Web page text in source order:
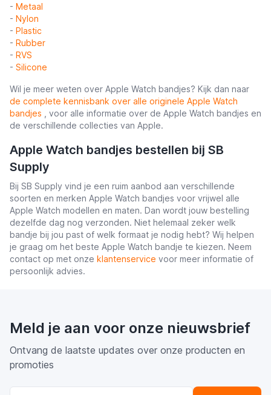
- Metaal
- Nylon
- Plastic
- Rubber
- RVS
- Silicone
Wil je meer weten over Apple Watch bandjes? Kijk dan naar
de complete kennisbank over alle originele Apple Watch
bandjes
, voor alle informatie over de Apple Watch bandjes en
de verschillende collecties van Apple.
Apple Watch bandjes bestellen bij SB
Supply
Bij SB Supply vind je een ruim aanbod aan verschillende
soorten en merken Apple Watch bandjes voor vrijwel alle
Apple Watch modellen en maten. Dan wordt jouw bestelling
dezelfde dag nog verzonden. Niet helemaal zeker welk
bandje bij jou past of welk formaat je nodig hebt? Wij helpen
je graag om het beste Apple Watch bandje te kiezen. Neem
contact op met onze klantenservice voor meer informatie of
persoonlijk advies.
Meld je aan voor onze nieuwsbrief
Ontvang de laatste updates over onze producten en
promoties